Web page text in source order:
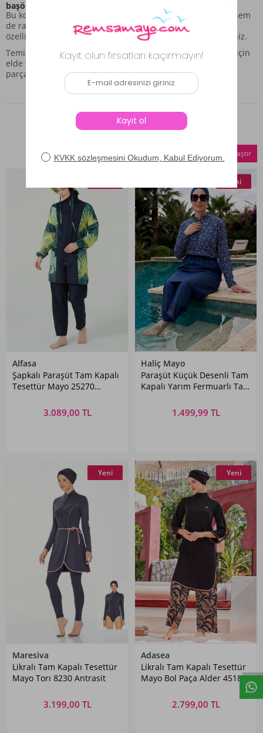
başörtüsü (bone) ile tamamlanan dengeli bir set.
Bu kombinasyon, hem günlük kullanımda şıklığı korurken hem
de rahatlığı ön planda tutar. Kullanım sırasında kumaşın
özelliklerine dikkat ederek parçanızın ömrünü uzatabilirsiniz.
Temizlik ve Bakım İçin Öneri: Ürünün uzun ömürlü olması için
elde yıkama yöntemi tavsiye edilir. Bu bakım önerileri,
parçanızın kalitesini korumasına destek olacaktır.
Benzer Ürünler
Seçilenleri Karşılaştır
Alfasa
Şapkalı Paraşüt Tam Kapalı
Tesettür Mayo 25270
3.089,00 TL
Yeni
Haliç Mayo
Paraşüt Küçük Desenli Tam
Kapalı Yarım Fermuarlı Tam
Lacivert021.499,99 TL
Yeni
Maresiva
Likralı Tam Kapalı Tesettür
Mayo Torı 8230 Antrasit
3.199,00 TL
Yeni
Adasea
Likralı Tam Kapalı Tesettür
Mayo Bol Paça Alder 4518
2.799,00 TL